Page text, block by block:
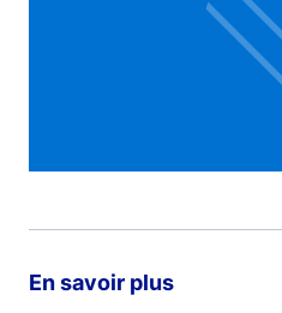
En savoir plus